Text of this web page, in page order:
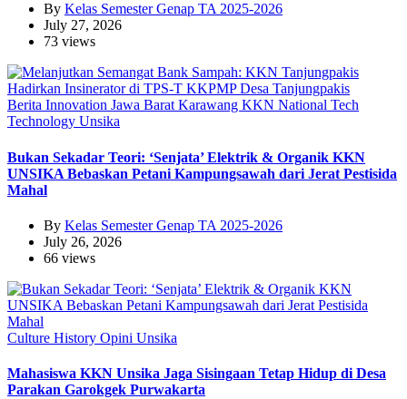
By Kelas Semester Genap TA 2025-2026
July 27, 2026
73 views
Berita Innovation Jawa Barat Karawang KKN National Tech
Technology Unsika
Bukan Sekadar Teori: ‘Senjata’ Elektrik & Organik KKN
UNSIKA Bebaskan Petani Kampungsawah dari Jerat Pestisida
Mahal
By Kelas Semester Genap TA 2025-2026
July 26, 2026
66 views
Culture History Opini Unsika
Mahasiswa KKN Unsika Jaga Sisingaan Tetap Hidup di Desa
Parakan Garokgek Purwakarta